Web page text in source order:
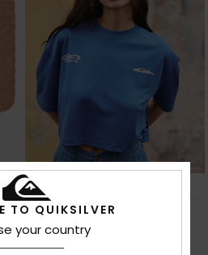
Mercury Americana
Frauen Blau T-Shirt
TO QUIKSILVER
your country